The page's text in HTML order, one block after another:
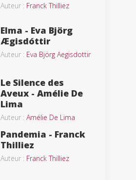
Auteur : Franck Thilliez
Elma - Eva Björg
Ægisdóttir
Auteur : Eva Björg Aegisdottir
Le Silence des
Aveux - Amélie De
Lima
Auteur : Amélie De Lima
Pandemia - Franck
Thilliez
Auteur : Franck Thilliez